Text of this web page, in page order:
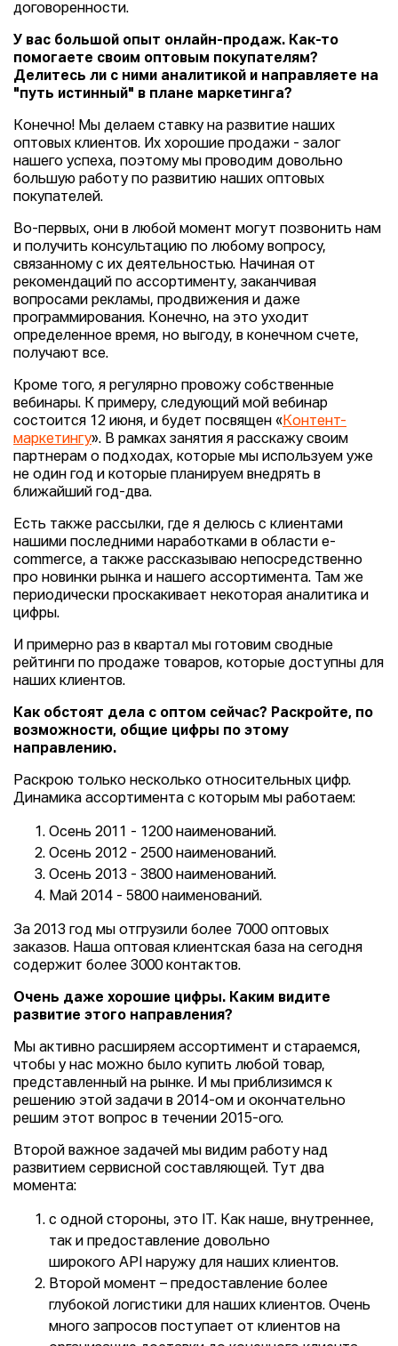
договоренности.
У вас большой опыт онлайн-продаж. Как-то
помогаете своим оптовым покупателям?
Делитесь ли с ними аналитикой и направляете на
"путь истинный" в плане маркетинга?
Конечно! Мы делаем ставку на развитие наших
оптовых клиентов. Их хорошие продажи - залог
нашего успеха, поэтому мы проводим довольно
большую работу по развитию наших оптовых
покупателей.
Во-первых, они в любой момент могут позвонить нам
и получить консультацию по любому вопросу,
связанному с их деятельностью. Начиная от
рекомендаций по ассортименту, заканчивая
вопросами рекламы, продвижения и даже
программирования. Конечно, на это уходит
определенное время, но выгоду, в конечном счете,
получают все.
Кроме того, я регулярно провожу собственные
вебинары. К примеру, следующий мой вебинар
состоится 12 июня, и будет посвящен «Контент-
маркетингу». В рамках занятия я расскажу своим
партнерам о подходах, которые мы используем уже
не один год и которые планируем внедрять в
ближайший год-два.
Есть также рассылки, где я делюсь с клиентами
нашими последними наработками в области e-
commerce, а также рассказываю непосредственно
про новинки рынка и нашего ассортимента. Там же
периодически проскакивает некоторая аналитика и
цифры.
И примерно раз в квартал мы готовим сводные
рейтинги по продаже товаров, которые доступны для
наших клиентов.
Как обстоят дела с оптом сейчас? Раскройте, по
возможности, общие цифры по этому
направлению.
Раскрою только несколько относительных цифр.
Динамика ассортимента с которым мы работаем:
Осень 2011 - 1200 наименований.
Осень 2012 - 2500 наименований.
Осень 2013 - 3800 наименований.
Май 2014 - 5800 наименований.
За 2013 год мы отгрузили более 7000 оптовых
заказов. Наша оптовая клиентская база на сегодня
содержит более 3000 контактов.
Очень даже хорошие цифры. Каким видите
развитие этого направления?
Мы активно расширяем ассортимент и стараемся,
чтобы у нас можно было купить любой товар,
представленный на рынке. И мы приблизимся к
решению этой задачи в 2014-ом и окончательно
решим этот вопрос в течении 2015-ого.
Второй важное задачей мы видим работу над
развитием сервисной составляющей. Тут два
момента:
с одной стороны, это IT. Как наше, внутреннее,
так и предоставление довольно
широкого API наружу для наших клиентов.
Второй момент – предоставление более
глубокой логистики для наших клиентов. Очень
много запросов поступает от клиентов на